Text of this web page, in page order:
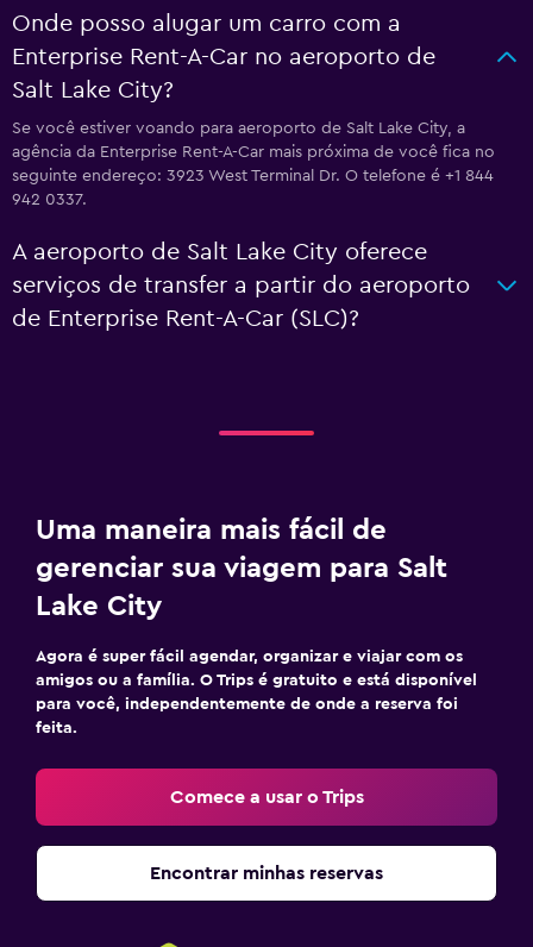
Onde posso alugar um carro com a
Enterprise Rent-A-Car no aeroporto de
Salt Lake City?
Se você estiver voando para aeroporto de Salt Lake City, a
agência da Enterprise Rent-A-Car mais próxima de você fica no
seguinte endereço: 3923 West Terminal Dr. O telefone é +1 844
942 0337.
A aeroporto de Salt Lake City oferece
serviços de transfer a partir do aeroporto
de Enterprise Rent-A-Car (SLC)?
Uma maneira mais fácil de
gerenciar sua viagem para Salt
Lake City
Agora é super fácil agendar, organizar e viajar com os
amigos ou a família. O Trips é gratuito e está disponível
para você, independentemente de onde a reserva foi
feita.
Comece a usar o Trips
Encontrar minhas reservas